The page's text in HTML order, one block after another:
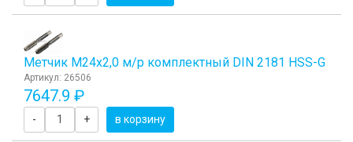
Метчик М24x2,0 м/р комплектный DIN 2181 HSS-G
Артикул: 26506
7647.9 ₽
- + в корзину